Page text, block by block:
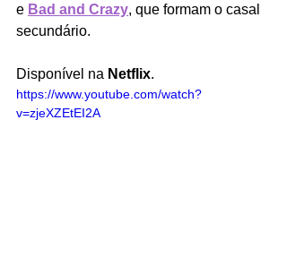
e Bad and Crazy, que formam o casal
secundário.
Disponível na Netflix.
https://www.youtube.com/watch?
v=zjeXZEtEI2A